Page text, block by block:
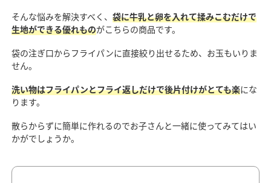
そんな悩みを解決すべく、 袋に牛乳と卵を入れて揉みこむだけで
生地ができる優れものがこちらの商品です。
袋の注ぎ口からフライパンに直接絞り出せるため、お玉もいりま
せん。
洗い物はフライパンとフライ返しだけで後片付けがとても楽にな
ります。
散らからずに簡単に作れるのでお子さんと一緒に使ってみてはい
かがでしょうか。